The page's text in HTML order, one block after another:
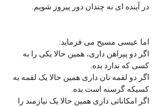
در آینده ای نه چندان دور پیروز شویم.
اما عیسی مسیح می فرماید:
اگر دو پیراهن داری، همین حالا یکی را به
کسی که ندارد بده.
اگر دو لقمه نان داری همین حالا یک لقمه به
کسیکه گرسنه است بده.
اگر امکاناتی داری همین حالا یک نیازمند را